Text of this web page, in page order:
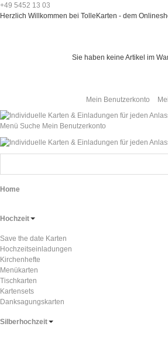
+49 5452 13 03
Herzlich Willkommen bei TolleKarten - dem
Sie haben keine Artikel im
Mein Benutzerkonto
Menü Suche Mein Benutzerkonto
Home
Hochzeit
Save the date Karten
Hochzeitseinladungen
Kirchenhefte
Menükarten
Tischkarten
Kartensets
Danksagungskarten
Silberhochzeit